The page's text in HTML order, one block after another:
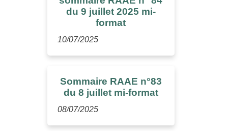
du 9 juillet 2025 mi-
format
10/07/2025
Sommaire RAAE n°83
du 8 juillet mi-format
08/07/2025